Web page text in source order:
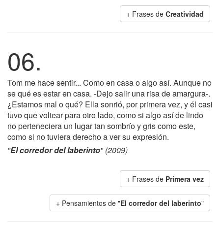
+ Frases de Creatividad
06.
Tom me hace sentir... Como en casa o algo así. Aunque no
se qué es estar en casa. -Dejo salir una risa de amargura-.
¿Estamos mal o qué? Ella sonrió, por primera vez, y él casi
tuvo que voltear para otro lado, como si algo así de lindo
no perteneciera un lugar tan sombrío y gris como este,
como si no tuviera derecho a ver su expresión.
"El corredor del laberinto" (2009)
+ Frases de Primera vez
+ Pensamientos de "El corredor del laberinto"